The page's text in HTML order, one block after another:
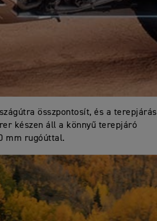
összpontosít, és a terepjárás
készen áll a könnyű terepjáró
mm rugóúttal.